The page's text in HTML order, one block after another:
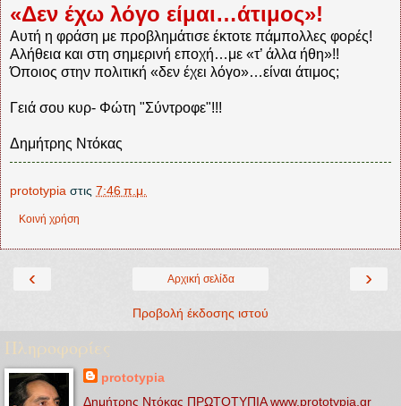
«Δεν έχω λόγο είμαι…άτιμος»!
Αυτή η φράση με προβλημάτισε έκτοτε πάμπολλες φορές!
Αλήθεια και στη σημερινή εποχή…με «τ’ άλλα ήθη»!!
Όποιος στην πολιτική «δεν έχει λόγο»…είναι άτιμος;
Γειά σου κυρ- Φώτη "Σύντροφε"!!!
Δημήτρης Ντόκας
prototypia στις 7:46 π.μ.
Κοινή χρήση
‹ ›
Αρχική σελίδα
Προβολή έκδοσης ιστού
Πληροφορίες
prototypia
Δημήτρης Ντόκας ΠΡΩΤΟΤΥΠΙΑ www.prototypia.gr